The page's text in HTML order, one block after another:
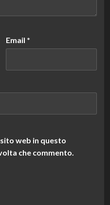
Email *
web in questo
che commento.